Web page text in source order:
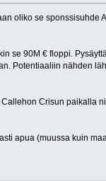
oliko se sponssisuhde
se 90M € floppi.
Potentiaaliin nähden
Crisun paikalla
apua (muussa kuin